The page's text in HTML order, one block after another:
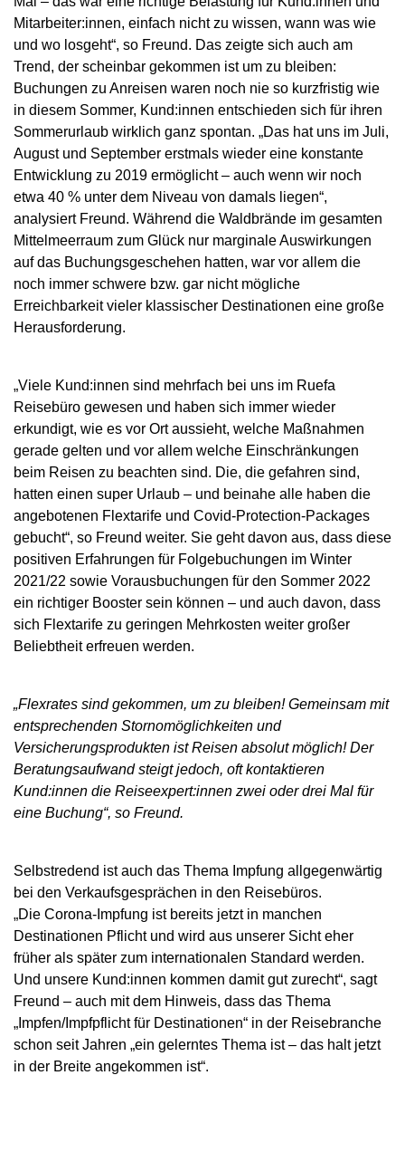
Mitarbeiter:innen, einfach nicht zu wissen, wann was wie
und wo losgeht“, so Freund. Das zeigte sich auch am
Trend, der scheinbar gekommen ist um zu bleiben:
Buchungen zu Anreisen waren noch nie so kurzfristig wie
in diesem Sommer, Kund:innen entschieden sich für ihren
Sommerurlaub wirklich ganz spontan. „Das hat uns im Juli,
August und September erstmals wieder eine konstante
Entwicklung zu 2019 ermöglicht – auch wenn wir noch
etwa 40 % unter dem Niveau von damals liegen“,
analysiert Freund. Während die Waldbrände im gesamten
Mittelmeerraum zum Glück nur marginale Auswirkungen
auf das Buchungsgeschehen hatten, war vor allem die
noch immer schwere bzw. gar nicht mögliche
Erreichbarkeit vieler klassischer Destinationen eine große
Herausforderung.
„Viele Kund:innen sind mehrfach bei uns im Ruefa
Reisebüro gewesen und haben sich immer wieder
erkundigt, wie es vor Ort aussieht, welche Maßnahmen
gerade gelten und vor allem welche Einschränkungen
beim Reisen zu beachten sind. Die, die gefahren sind,
hatten einen super Urlaub – und beinahe alle haben die
angebotenen Flextarife und Covid-Protection-Packages
gebucht“, so Freund weiter. Sie geht davon aus, dass diese
positiven Erfahrungen für Folgebuchungen im Winter
2021/22 sowie Vorausbuchungen für den Sommer 2022
ein richtiger Booster sein können – und auch davon, dass
sich Flextarife zu geringen Mehrkosten weiter großer
Beliebtheit erfreuen werden.
„Flexrates sind gekommen, um zu bleiben! Gemeinsam mit
entsprechenden Stornomöglichkeiten und
Versicherungsprodukten ist Reisen absolut möglich! Der
Beratungsaufwand steigt jedoch, oft kontaktieren
Kund:innen die Reiseexpert:innen zwei oder drei Mal für
eine Buchung“, so Freund.
Selbstredend ist auch das Thema Impfung allgegenwärtig
bei den Verkaufsgesprächen in den Reisebüros.
„Die Corona-Impfung ist bereits jetzt in manchen
Destinationen Pflicht und wird aus unserer Sicht eher
früher als später zum internationalen Standard werden.
Und unsere Kund:innen kommen damit gut zurecht“, sagt
Freund – auch mit dem Hinweis, dass das Thema
„Impfen/Impfpflicht für Destinationen“ in der Reisebranche
schon seit Jahren „ein gelerntes Thema ist – das halt jetzt
in der Breite angekommen ist“.